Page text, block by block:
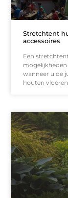
Stretchtent
accessoires
Een
mogelijkheden
wanneer u de
houten